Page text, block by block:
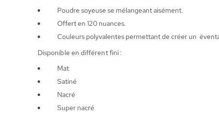
Poudre soyeuse se mélangeant aisément.
Offert en 120 nuances.
Couleurs polyvalentes permettant de créer un
Disponible en différent fini :
Mat
Satiné
Nacré
Super nacré